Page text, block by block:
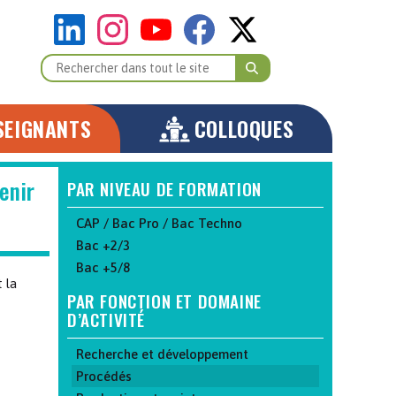
COLLOQUES
la
PAR NIVEAU DE FORMATION
CAP / Bac Pro / Bac Techno
Bac +2/3
Bac +5/8
PAR FONCTION ET DOMAINE
D’ACTIVITÉ
Recherche et développement
Procédés